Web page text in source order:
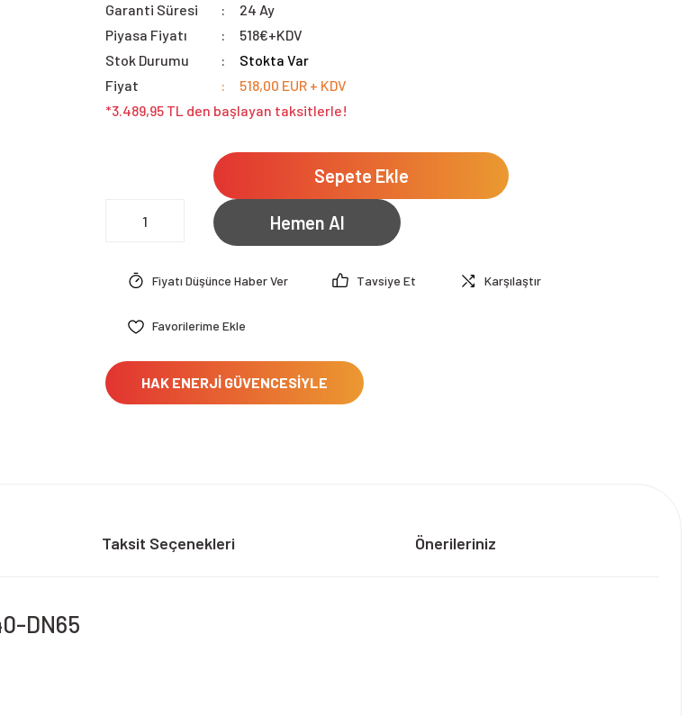
Garanti Süresi
24 Ay
Piyasa Fiyatı
518€+KDV
Stok Durumu
Stokta Var
Fiyat
518,00 EUR + KDV
*3.489,95 TL den başlayan taksitlerle!
Sepete Ekle
Hemen Al
Fiyatı Düşünce Haber Ver Tavsiye Et Karşılaştır
HAK ENERJİ GÜVENCESİYLE
Taksit Seçenekleri Önerileriniz
DN65